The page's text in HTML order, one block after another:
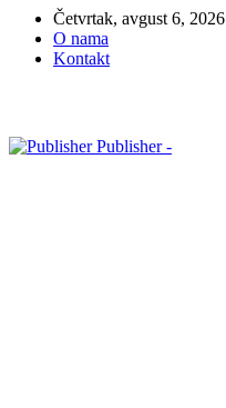
Četvrtak, avgust 6, 2026
O nama
Kontakt
Publisher -